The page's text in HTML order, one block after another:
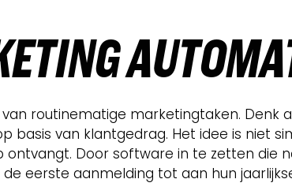
routinematige marketingtaken. Denk
basis van klantgedrag. Het idee is niet
Door software in te zetten die
eerste aanmelding tot aan hun